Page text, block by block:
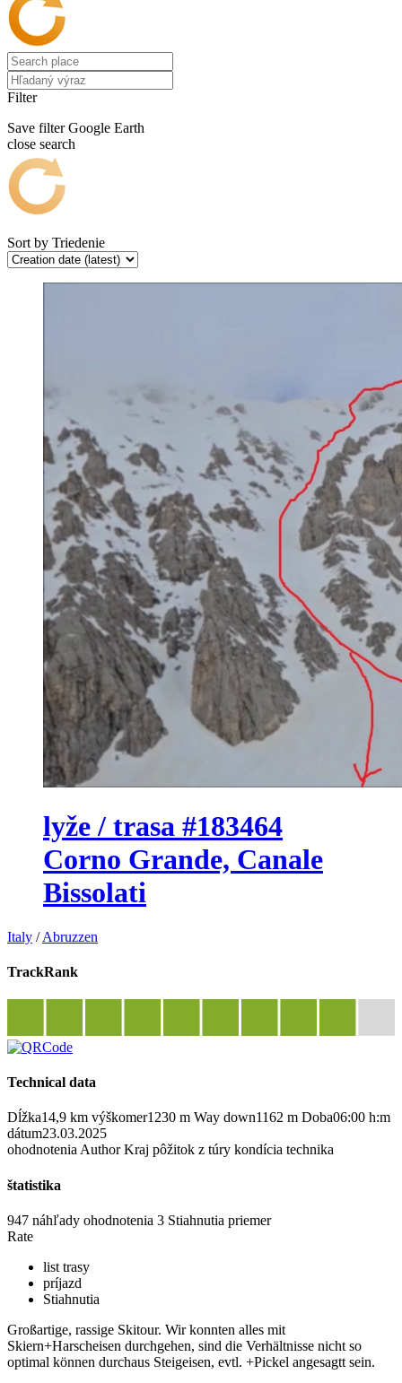
Filter
Save filter Google Earth
close search
Sort by Triedenie
lyže / trasa #183464
Corno Grande, Canale
Bissolati
Italy /Abruzzen
TrackRank
Technical data
Dĺžka14,9 km výškomer1230 m Way down1162 m Doba06:00 h:m
dátum23.03.2025
ohodnotenia Author Kraj pôžitok z túry kondícia technika
štatistika
947 náhľady ohodnotenia 3 Stiahnutia priemer
Rate
list trasy
príjazd
Stiahnutia
Großartige, rassige Skitour. Wir konnten alles mit
Skiern+Harscheisen durchgehen, sind die Verhältnisse nicht so
optimal können durchaus Steigeisen, evtl. +Pickel angesagtt sein.